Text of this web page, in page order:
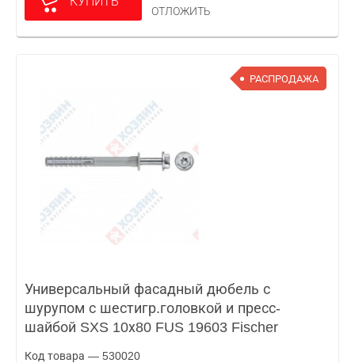
ОТЛОЖИТЬ
РАСПРОДАЖА
Универсальный фасадный дюбель с
шурупом с шестигр.головкой и пресс-
шайбой SXS 10х80 FUS 19603 Fischer
Код товара — 530020